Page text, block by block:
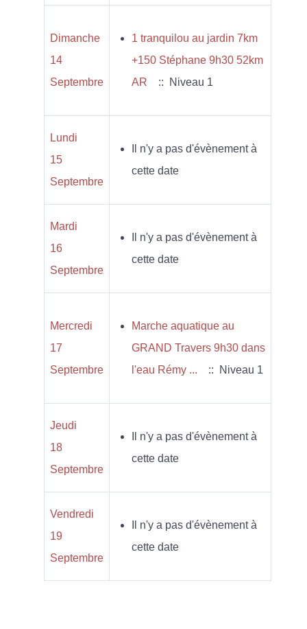
Dimanche
14
Septembre
1 tranquilou au jardin 7km
+150 Stéphane 9h30 52km
AR
:: Niveau 1
Lundi
15
Septembre
Il n'y a pas d'évènement à
cette date
Mardi
16
Septembre
Il n'y a pas d'évènement à
cette date
Mercredi
17
Septembre
Marche aquatique au
GRAND Travers 9h30 dans
l'eau Rémy ...
:: Niveau 1
Jeudi
18
Septembre
Il n'y a pas d'évènement à
cette date
Vendredi
19
Septembre
Il n'y a pas d'évènement à
cette date